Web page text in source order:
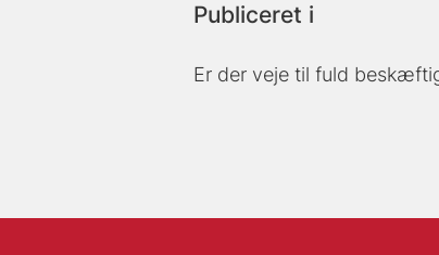
Publiceret i
Er der veje til fuld